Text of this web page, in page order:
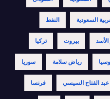
السعودية النفط
بيروت تركيا
رياض سلامة سوريا
عبد الفتاح السيسي فرنسا